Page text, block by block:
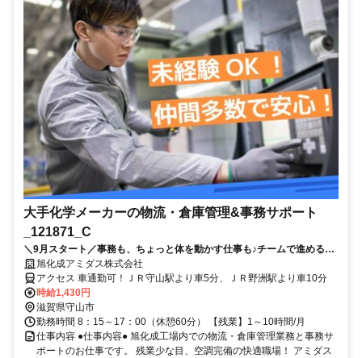
大手化学メーカーの物流・倉庫管理&事務サポート
_121871_C
＼9月スタート／事務も、ちょっと体を動かす仕事も♪チームで進める物
流サポート♪未経験OK！土日祝休み＆残業少なめ！
旭化成アミダス株式会社
アクセス 車通勤可！ＪＲ守山駅より車5分、ＪＲ野洲駅より車10分
時給1,430円
滋賀県守山市
勤務時間 8：15～17：00（休憩60分） 【残業】1～10時間/月
仕事内容 ●仕事内容● 旭化成工場内での物流・倉庫管理業務と事務サ
ポートのお仕事です。 残業少な目、空調完備の快適職場！ アミダス